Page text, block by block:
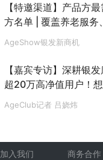
【特邀渠道】产品方
方名单 | 覆盖养老服务
私域、电视购物、文娱
售、银发出海等八大赛
AgeShow银发新商机
【嘉宾专访】深耕银
超20万高净值用户！
长效稳定客流？
AgeClub记者 吕娆炜
加入我们 商务合作